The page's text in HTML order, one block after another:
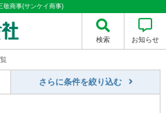
敬商事(サンケイ商事)
検索 お知らせ
さらに条件を絞り込む